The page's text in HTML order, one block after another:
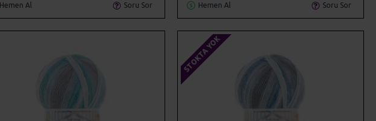
Hemen Al Soru Sor Hemen Al Soru Sor
STOKTA YOK